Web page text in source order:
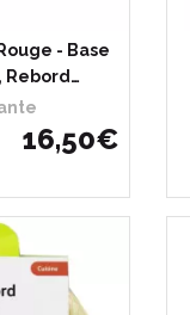
- Base
Rebord…
16,50€